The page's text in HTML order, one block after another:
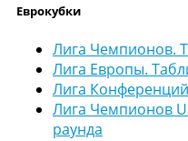
Еврокубки
Лига Чемпионов.
Лига Европы.
Лига
Лига Чемпионов
раунда